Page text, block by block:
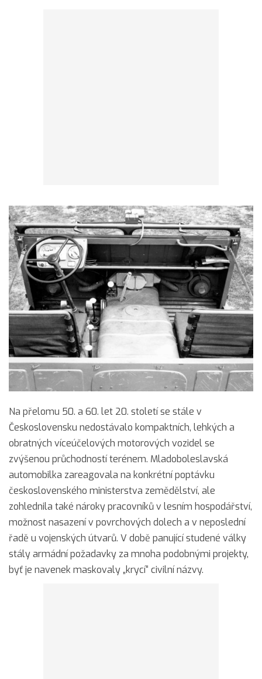
Na přelomu 50. a 60. let 20. století se stále v
Československu nedostávalo kompaktních, lehkých a
obratných víceúčelových motorových vozidel se
zvýšenou průchodností terénem. Mladoboleslavská
automobilka zareagovala na konkrétní poptávku
československého ministerstva zemědělství, ale
zohlednila také nároky pracovníků v lesním hospodářství,
možnost nasazení v povrchových dolech a v neposlední
řadě u vojenských útvarů. V době panující studené války
stály armádní požadavky za mnoha podobnými projekty,
byť je navenek maskovaly „krycí“ civilní názvy.